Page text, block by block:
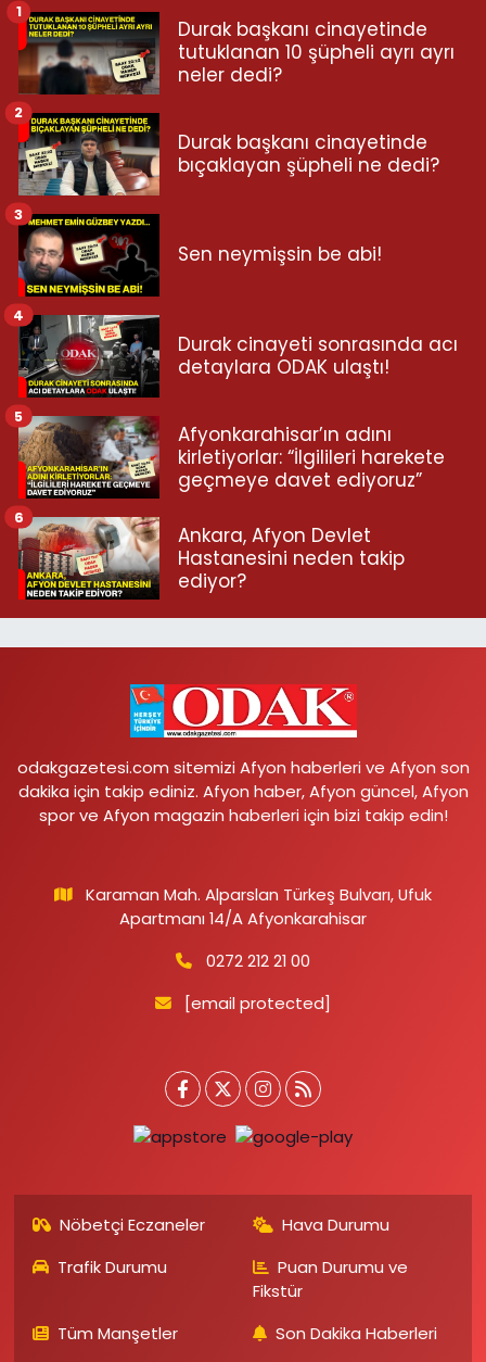
Durak başkanı cinayetinde
tutuklanan 10 şüpheli ayrı ayrı
neler dedi?
1
Durak başkanı cinayetinde
bıçaklayan şüpheli ne dedi?
2
Sen neymişsin be abi!
3
Durak cinayeti sonrasında acı
detaylara ODAK ulaştı!
4
Afyonkarahisar’ın adını
kirletiyorlar: “İlgilileri harekete
geçmeye davet ediyoruz”
5
Ankara, Afyon Devlet
Hastanesini neden takip
ediyor?
6
odakgazetesi.com sitemizi Afyon haberleri ve Afyon son
dakika için takip ediniz. Afyon haber, Afyon güncel, Afyon
spor ve Afyon magazin haberleri için bizi takip edin!
Karaman Mah. Alparslan Türkeş Bulvarı, Ufuk
Apartmanı 14/A Afyonkarahisar
0272 212 21 00
[email protected]
Nöbetçi Eczaneler
Hava Durumu
Trafik Durumu
Puan Durumu ve
Fikstür
Tüm Manşetler
Son Dakika Haberleri